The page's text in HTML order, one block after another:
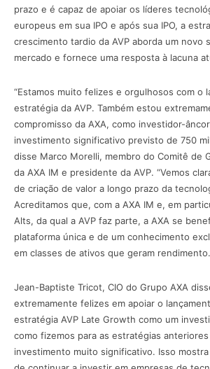
prazo e é capaz de apoiar os líderes
europeus em sua IPO e após sua IPO, a
crescimento tardio da AVP aborda um novo
mercado e fornece uma resposta à lacuna
“Estamos muito felizes e orgulhosos com o
estratégia da AVP. Também estou
compromisso da AXA, como investidor-
investimento significativo previsto de 750
disse Marco Morelli, membro do Comitê de
da AXA IM e presidente da AVP. “Vemos
de criação de valor a longo prazo da
Acreditamos que, com a AXA IM e, em
Alts, da qual a AVP faz parte, a AXA se
plataforma única e de um conhecimento
em classes de ativos que geram
Jean-Baptiste Tricot, CIO do Grupo AXA
extremamente felizes em apoiar o
estratégia AVP Late Growth como um
como fizemos para as estratégias
investimento muito significativo. Isso